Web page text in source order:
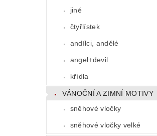
jiné
čtyřlístek
andílci, andělé
angel+devil
křídla
VÁNOČNÍ A ZIMNÍ MOTIVY
sněhové vločky
sněhové vločky velké